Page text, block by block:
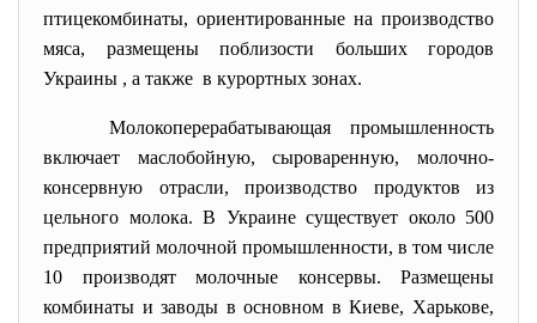
птицекомбинаты, ориентированные на производство
мяса, размещены поблизости больших городов
Украины , а также в курортных зонах.
Молокоперерабатывающая промышленность
включает маслобойную, сыроваренную, молочно-
консервную отрасли, производство продуктов из
цельного молока. В Украине существует около 500
предприятий молочной промышленности, в том числе
10 производят молочные консервы. Размещены
комбинаты и заводы в основном в Киеве, Харькове,